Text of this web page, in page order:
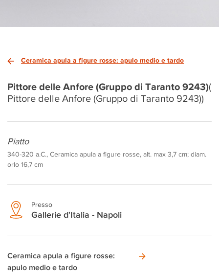
Ceramica apula a figure rosse: apulo medio e tardo
Pittore delle Anfore (Gruppo di Taranto 9243)(
Pittore delle Anfore (Gruppo di Taranto 9243))
Piatto
340-320 a.C., Ceramica apula a figure rosse, alt. max 3,7 cm; diam.
orlo 16,7 cm
Presso
Gallerie d'Italia - Napoli
Ceramica apula a figure rosse:
apulo medio e tardo